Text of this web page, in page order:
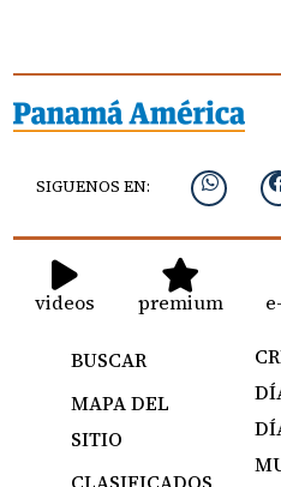
SIGUENOS EN:
videos premium
BUSCAR
MAPA DEL
SITIO